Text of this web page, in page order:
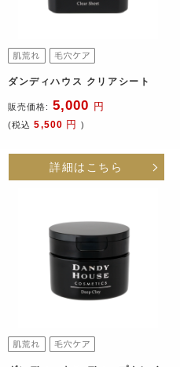
ダンディハウス クリアシート
販売価格: 5,000 円
(税込 5,500 円)
詳細はこちら